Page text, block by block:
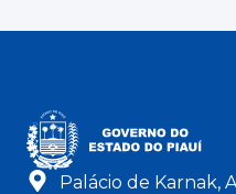
Palácio de Karnak,